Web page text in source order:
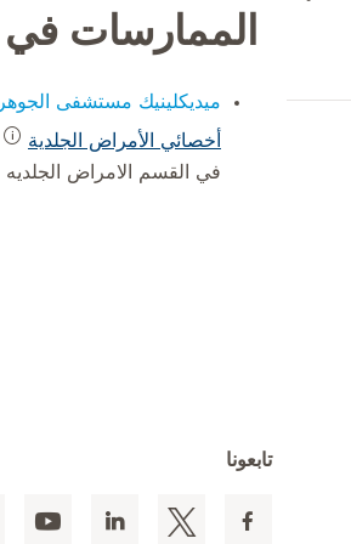
الممارسات في
ميديكلينيك مستشفى
أخصائي الأمراض الجلدية
في القسم الامراض الجلديه
تابعونا